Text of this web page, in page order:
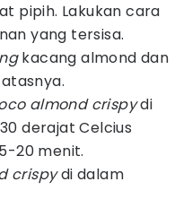
pipih. Lakukan cara
yang tersisa.
kacang almond dan
almond crispydi
derajat Celcius
20 menit.
crispydi dalam